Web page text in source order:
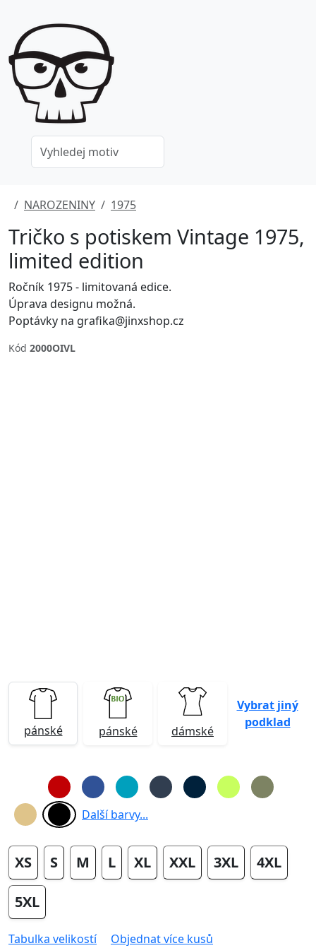
NAROZENINY 1975
Tričko s potiskem Vintage 1975,
limited edition
Ročník 1975 - limitovaná edice.
Úprava designu možná.
Poptávky na grafika@jinxshop.cz
Kód 2000OIVL
pánské pánské dámské
Vybrat jiný
podklad
Další barvy...
XS S M L XL XXL 3XL 4XL
5XL
Tabulka velikostí Objednat více kusů